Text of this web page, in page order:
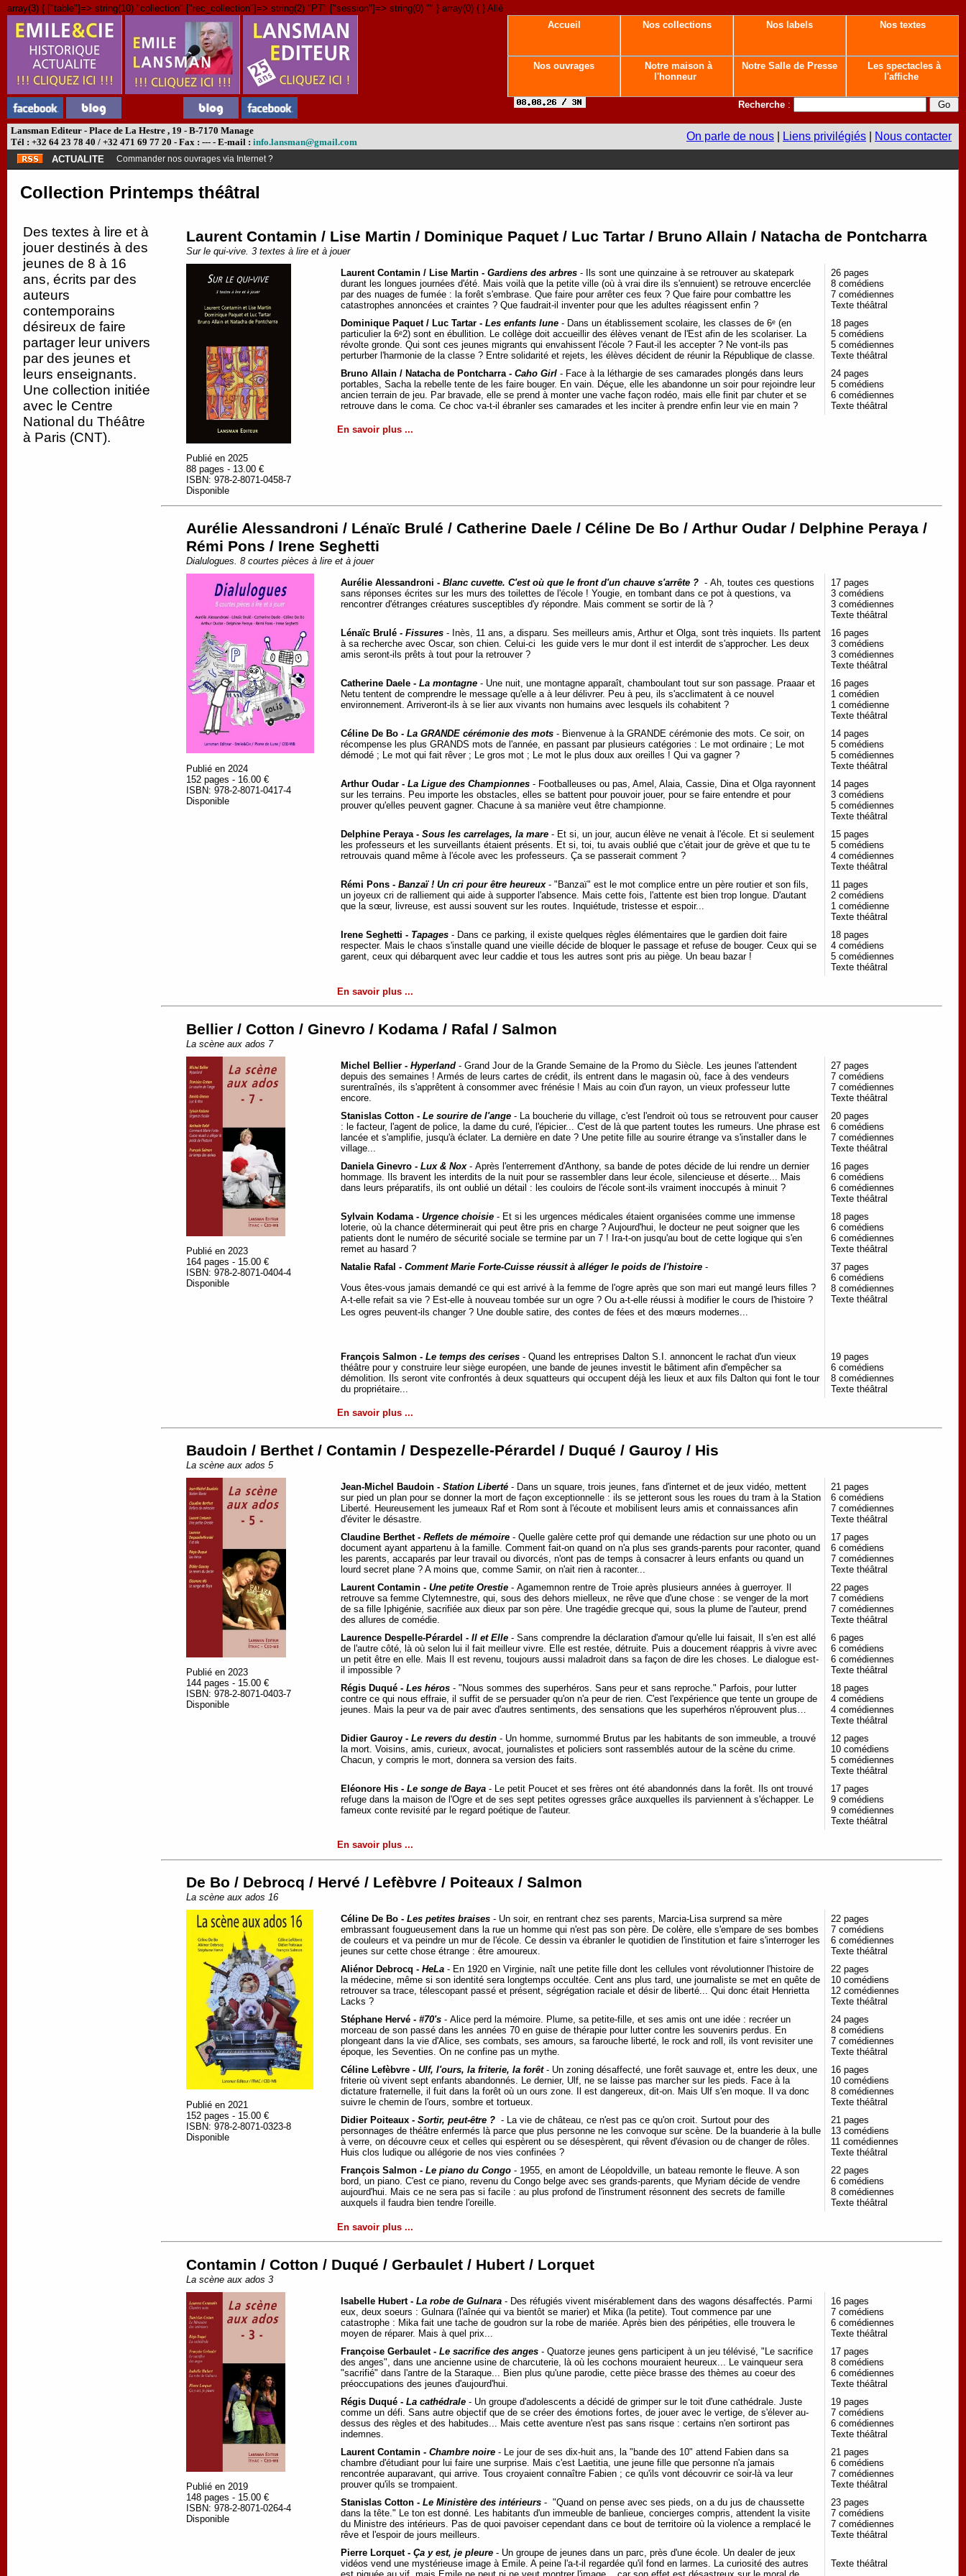
array(3) { ["table"]=> string(10) "collection" ["rec_collection"]=> string(2) "PT" ["session"]=> string(0) "" } array(0) { } Allé
Accueil
Nos collections Nos labels Nos textes
Nos ouvrages
Notre maison à
l'honneur
Notre Salle de Presse
Les spectacles à
l'affiche
Recherche :
Lansman Editeur - Place de La Hestre , 19 - B-7170 Manage
Tél : +32 64 23 78 40 / +32 471 69 77 20 - Fax : --- - E-mail : info.lansman@gmail.com On parle de nous Liens privilégiés Nous contacter
ACTUALITE Abonnement théâtre ?
Collection Printemps théâtral
Des textes à lire et à
jouer destinés à des
jeunes de 8 à 16
ans, écrits par des
auteurs
contemporains
désireux de faire
partager leur univers
par des jeunes et
leurs enseignants.
Une collection initiée
avec le Centre
National du Théâtre
à Paris (CNT).
Laurent Contamin / Lise Martin / Dominique Paquet / Luc Tartar / Bruno Allain / Natacha de Pontcharra
Sur le qui-vive. 3 textes à lire et à jouer
Publié en 2025
88 pages - 13.00 €
ISBN: 978-2-8071-0458-7
Disponible
Laurent Contamin / Lise Martin - Gardiens des arbres - Ils sont une quinzaine à se retrouver au skatepark
durant les longues journées d'été. Mais voilà que la petite ville (où à vrai dire ils s'ennuient) se retrouve encerclée
par des nuages de fumée : la forêt s'embrase. Que faire pour arrêter ces feux ? Que faire pour combattre les
catastrophes annoncées et craintes ? Que faudrait-il inventer pour que les adultes réagissent enfin ?
26 pages
8 comédiens
7 comédiennes
Texte théâtral
Dominique Paquet / Luc Tartar - Les enfants lune - Dans un établissement scolaire, les classes de 6ᵉ (en
particulier la 6ᵉ2) sont en ébullition. Le collège doit accueillir des élèves venant de l'Est afin de les scolariser. La
révolte gronde. Qui sont ces jeunes migrants qui envahissent l'école ? Faut-il les accepter ? Ne vont-ils pas
perturber l'harmonie de la classe ? Entre solidarité et rejets, les élèves décident de réunir la République de classe.
18 pages
5 comédiens
5 comédiennes
Texte théâtral
Bruno Allain / Natacha de Pontcharra - Caho Girl - Face à la léthargie de ses camarades plongés dans leurs
portables, Sacha la rebelle tente de les faire bouger. En vain. Déçue, elle les abandonne un soir pour rejoindre leur
ancien terrain de jeu. Par bravade, elle se prend à monter une vache façon rodéo, mais elle finit par chuter et se
retrouve dans le coma. Ce choc va-t-il ébranler ses camarades et les inciter à prendre enfin leur vie en main ?
24 pages
5 comédiens
6 comédiennes
Texte théâtral
En savoir plus ...
Aurélie Alessandroni / Lénaïc Brulé / Catherine Daele / Céline De Bo / Arthur Oudar / Delphine Peraya /
Rémi Pons / Irene Seghetti
Dialulogues. 8 courtes pièces à lire et à jouer
Publié en 2024
152 pages - 16.00 €
ISBN: 978-2-8071-0417-4
Disponible
Aurélie Alessandroni - Blanc cuvette. C'est où que le front d'un chauve s'arrête ? - Ah, toutes ces questions
sans réponses écrites sur les murs des toilettes de l'école ! Yougie, en tombant dans ce pot à questions, va
rencontrer d'étranges créatures susceptibles d'y répondre. Mais comment se sortir de là ?
17 pages
3 comédiens
3 comédiennes
Texte théâtral
Lénaïc Brulé - Fissures - Inès, 11 ans, a disparu. Ses meilleurs amis, Arthur et Olga, sont très inquiets. Ils partent
à sa recherche avec Oscar, son chien. Celui-ci les guide vers le mur dont il est interdit de s'approcher. Les deux
amis seront-ils prêts à tout pour la retrouver ?
16 pages
3 comédiens
3 comédiennes
Texte théâtral
Catherine Daele - La montagne - Une nuit, une montagne apparaît, chamboulant tout sur son passage. Praaar et
Netu tentent de comprendre le message qu'elle a à leur délivrer. Peu à peu, ils s'acclimatent à ce nouvel
environnement. Arriveront-ils à se lier aux vivants non humains avec lesquels ils cohabitent ?
16 pages
1 comédien
1 comédienne
Texte théâtral
Céline De Bo - La GRANDE cérémonie des mots - Bienvenue à la GRANDE cérémonie des mots. Ce soir, on
récompense les plus GRANDS mots de l'année, en passant par plusieurs catégories : Le mot ordinaire ; Le mot
démodé ; Le mot qui fait rêver ; Le gros mot ; Le mot le plus doux aux oreilles ! Qui va gagner ?
14 pages
5 comédiens
5 comédiennes
Texte théâtral
Arthur Oudar - La Ligue des Championnes - Footballeuses ou pas, Amel, Alaia, Cassie, Dina et Olga rayonnent
sur les terrains. Peu importe les obstacles, elles se battent pour pouvoir jouer, pour se faire entendre et pour
prouver qu'elles peuvent gagner. Chacune à sa manière veut être championne.
14 pages
3 comédiens
5 comédiennes
Texte théâtral
Delphine Peraya - Sous les carrelages, la mare - Et si, un jour, aucun élève ne venait à l'école. Et si seulement
les professeurs et les surveillants étaient présents. Et si, toi, tu avais oublié que c'était jour de grève et que tu te
retrouvais quand même à l'école avec les professeurs. Ça se passerait comment ?
15 pages
5 comédiens
4 comédiennes
Texte théâtral
Rémi Pons - Banzaï ! Un cri pour être heureux- "Banzaï" est le mot complice entre un père routier et son fils,
un joyeux cri de ralliement qui aide à supporter l'absence. Mais cette fois, l'attente est bien trop longue. D'autant
que la sœur, livreuse, est aussi souvent sur les routes. Inquiétude, tristesse et espoir...
11 pages
2 comédiens
1 comédienne
Texte théâtral
Irene Seghetti - Tapages - Dans ce parking, il existe quelques règles élémentaires que le gardien doit faire
respecter. Mais le chaos s'installe quand une vieille décide de bloquer le passage et refuse de bouger. Ceux qui se
garent, ceux qui débarquent avec leur caddie et tous les autres sont pris au piège. Un beau bazar !
18 pages
4 comédiens
5 comédiennes
Texte théâtral
En savoir plus ...
Bellier / Cotton / Ginevro / Kodama / Rafal / Salmon
La scène aux ados 7
Publié en 2023
164 pages - 15.00 €
ISBN: 978-2-8071-0404-4
Disponible
Michel Bellier - Hyperland - Grand Jour de la Grande Semaine de la Promo du Siècle. Les jeunes l'attendent
depuis des semaines ! Armés de leurs cartes de crédit, ils entrent dans le magasin où, face à des vendeurs
surentraînés, ils s'apprêtent à consommer avec frénésie ! Mais au coin d'un rayon, un vieux professeur lutte
encore.
27 pages
7 comédiens
7 comédiennes
Texte théâtral
Stanislas Cotton - Le sourire de l'ange - La boucherie du village, c'est l'endroit où tous se retrouvent pour causer
: le facteur, l'agent de police, la dame du curé, l'épicier... C'est de là que partent toutes les rumeurs. Une phrase est
lancée et s'amplifie, jusqu'à éclater. La dernière en date ? Une petite fille au sourire étrange va s'installer dans le
village...
20 pages
6 comédiens
7 comédiennes
Texte théâtral
Daniela Ginevro - Lux & Nox- Après l'enterrement d'Anthony, sa bande de potes décide de lui rendre un dernier
hommage. Ils bravent les interdits de la nuit pour se rassembler dans leur école, silencieuse et déserte... Mais
dans leurs préparatifs, ils ont oublié un détail : les couloirs de l'école sont-ils vraiment inoccupés à minuit ?
16 pages
6 comédiens
6 comédiennes
Texte théâtral
Sylvain Kodama - Urgence choisie - Et si les urgences médicales étaient organisées comme une immense
loterie, où la chance déterminerait qui peut être pris en charge ? Aujourd'hui, le docteur ne peut soigner que les
patients dont le numéro de sécurité sociale se termine par un 7 ! Ira-t-on jusqu'au bout de cette logique qui s'en
remet au hasard ?
18 pages
6 comédiens
6 comédiennes
Texte théâtral
Natalie Rafal - Comment Marie Forte-Cuisse réussit à alléger le poids de l'histoire -
Vous êtes-vous jamais demandé ce qui est arrivé à la femme de l'ogre après que son mari eut mangé leurs filles ?
A-t-elle refait sa vie ? Est-elle à nouveau tombée sur un ogre ? Ou a-t-elle réussi à modifier le cours de l'histoire ?
Les ogres peuvent-ils changer ? Une double satire, des contes de fées et des mœurs modernes...
37 pages
6 comédiens
8 comédiennes
Texte théâtral
François Salmon - Le temps des cerises - Quand les entreprises Dalton S.I. annoncent le rachat d'un vieux
théâtre pour y construire leur siège européen, une bande de jeunes investit le bâtiment afin d'empêcher sa
démolition. Ils seront vite confrontés à deux squatteurs qui occupent déjà les lieux et aux fils Dalton qui font le tour
du propriétaire...
19 pages
6 comédiens
8 comédiennes
Texte théâtral
En savoir plus ...
Baudoin / Berthet / Contamin / Despezelle-Pérardel / Duqué / Gauroy / His
La scène aux ados 5
Publié en 2023
144 pages - 15.00 €
ISBN: 978-2-8071-0403-7
Disponible
Jean-Michel Baudoin - Station Liberté - Dans un square, trois jeunes, fans d'internet et de jeux vidéo, mettent
sur pied un plan pour se donner la mort de façon exceptionnelle : ils se jetteront sous les roues du tram à la Station
Liberté. Heureusement les jumeaux Raf et Rom sont à l'écoute et mobilisent leurs amis et connaissances afin
d'éviter le désastre.
21 pages
6 comédiens
7 comédiennes
Texte théâtral
Claudine Berthet - Reflets de mémoire - Quelle galère cette prof qui demande une rédaction sur une photo ou un
document ayant appartenu à la famille. Comment fait-on quand on n'a plus ses grands-parents pour raconter, quand
les parents, accaparés par leur travail ou divorcés, n'ont pas de temps à consacrer à leurs enfants ou quand un
lourd secret plane ? A moins que, comme Samir, on n'ait rien à raconter...
17 pages
6 comédiens
7 comédiennes
Texte théâtral
Laurent Contamin - Une petite Orestie - Agamemnon rentre de Troie après plusieurs années à guerroyer. Il
retrouve sa femme Clytemnestre, qui, sous des dehors mielleux, ne rêve que d'une chose : se venger de la mort
de sa fille Iphigénie, sacrifiée aux dieux par son père. Une tragédie grecque qui, sous la plume de l'auteur, prend
des allures de comédie.
22 pages
7 comédiens
7 comédiennes
Texte théâtral
Laurence Despelle-Pérardel - Il et Elle - Sans comprendre la déclaration d'amour qu'elle lui faisait, Il s'en est allé
de l'autre côté, là où selon lui il fait meilleur vivre. Elle est restée, détruite. Puis a doucement réappris à vivre avec
un petit être en elle. Mais Il est revenu, toujours aussi maladroit dans sa façon de dire les choses. Le dialogue est-
il impossible ?
6 pages
6 comédiens
6 comédiennes
Texte théâtral
Régis Duqué - Les héros - "Nous sommes des superhéros. Sans peur et sans reproche." Parfois, pour lutter
contre ce qui nous effraie, il suffit de se persuader qu'on n'a peur de rien. C'est l'expérience que tente un groupe de
jeunes. Mais la peur va de pair avec d'autres sentiments, des sensations que les superhéros n'éprouvent plus…
18 pages
4 comédiens
4 comédiennes
Texte théâtral
Didier Gauroy - Le revers du destin - Un homme, surnommé Brutus par les habitants de son immeuble, a trouvé
la mort. Voisins, amis, curieux, avocat, journalistes et policiers sont rassemblés autour de la scène du crime.
Chacun, y compris le mort, donnera sa version des faits.
12 pages
10 comédiens
5 comédiennes
Texte théâtral
Eléonore His - Le songe de Baya - Le petit Poucet et ses frères ont été abandonnés dans la forêt. Ils ont trouvé
refuge dans la maison de l'Ogre et de ses sept petites ogresses grâce auxquelles ils parviennent à s'échapper. Le
fameux conte revisité par le regard poétique de l'auteur.
17 pages
9 comédiens
9 comédiennes
Texte théâtral
En savoir plus ...
De Bo / Debrocq / Hervé / Lefèbvre / Poiteaux / Salmon
La scène aux ados 16
Publié en 2021
152 pages - 15.00 €
ISBN: 978-2-8071-0323-8
Disponible
Céline De Bo - Les petites braises - Un soir, en rentrant chez ses parents, Marcia-Lisa surprend sa mère
embrassant fougueusement dans la rue un homme qui n'est pas son père. De colère, elle s'empare de ses bombes
de couleurs et va peindre un mur de l'école. Ce dessin va ébranler le quotidien de l'institution et faire s'interroger les
jeunes sur cette chose étrange : être amoureux.
22 pages
7 comédiens
6 comédiennes
Texte théâtral
Aliénor Debrocq - HeLa - En 1920 en Virginie, naît une petite fille dont les cellules vont révolutionner l'histoire de
la médecine, même si son identité sera longtemps occultée. Cent ans plus tard, une journaliste se met en quête de
retrouver sa trace, télescopant passé et présent, ségrégation raciale et désir de liberté... Qui donc était Henrietta
Lacks ?
22 pages
10 comédiens
12 comédiennes
Texte théâtral
Stéphane Hervé - #70's - Alice perd la mémoire. Plume, sa petite-fille, et ses amis ont une idée : recréer un
morceau de son passé dans les années 70 en guise de thérapie pour lutter contre les souvenirs perdus. En
plongeant dans la vie d'Alice, ses combats, ses amours, sa farouche liberté, le rock and roll, ils vont revisiter une
époque, les Seventies. On ne confine pas un mythe.
24 pages
8 comédiens
7 comédiennes
Texte théâtral
Céline Lefèbvre - Ulf, l'ours, la friterie, la forêt- Un zoning désaffecté, une forêt sauvage et, entre les deux, une
friterie où vivent sept enfants abandonnés. Le dernier, Ulf, ne se laisse pas marcher sur les pieds. Face à la
dictature fraternelle, il fuit dans la forêt où un ours zone. Il est dangereux, dit-on. Mais Ulf s'en moque. Il va donc
suivre le chemin de l'ours, sombre et tortueux.
16 pages
10 comédiens
8 comédiennes
Texte théâtral
Didier Poiteaux - Sortir, peut-être ? - La vie de château, ce n'est pas ce qu'on croit. Surtout pour des
personnages de théâtre enfermés là parce que plus personne ne les convoque sur scène. De la buanderie à la bulle
à verre, on découvre ceux et celles qui espèrent ou se désespèrent, qui rêvent d'évasion ou de changer de rôles.
Huis clos ludique ou allégorie de nos vies confinées ?
21 pages
13 comédiens
11 comédiennes
Texte théâtral
François Salmon - Le piano du Congo - 1955, en amont de Léopoldville, un bateau remonte le fleuve. A son
bord, un piano. C'est ce piano, revenu du Congo belge avec ses grands-parents, que Myriam décide de vendre
aujourd'hui. Mais ce ne sera pas si facile : au plus profond de l'instrument résonnent des secrets de famille
auxquels il faudra bien tendre l'oreille.
22 pages
6 comédiens
8 comédiennes
Texte théâtral
En savoir plus ...
Contamin / Cotton / Duqué / Gerbaulet / Hubert / Lorquet
La scène aux ados 3
Publié en 2019
148 pages - 15.00 €
ISBN: 978-2-8071-0264-4
Disponible
Isabelle Hubert - La robe de Gulnara - Des réfugiés vivent misérablement dans des wagons désaffectés. Parmi
eux, deux soeurs : Gulnara (l'aînée qui va bientôt se marier) et Mika (la petite). Tout commence par une
catastrophe : Mika fait une tache de goudron sur la robe de mariée. Après bien des péripéties, elle trouvera le
moyen de réparer. Mais à quel prix...
16 pages
7 comédiens
6 comédiennes
Texte théâtral
Françoise Gerbaulet - Le sacrifice des anges - Quatorze jeunes gens participent à un jeu télévisé, "Le sacrifice
des anges", dans une ancienne usine de charcuterie, là où les cochons mouraient heureux... Le vainqueur sera
"sacrifié" dans l'antre de la Staraque... Bien plus qu'une parodie, cette pièce brasse des thèmes au coeur des
préoccupations des jeunes d'aujourd'hui.
17 pages
8 comédiens
6 comédiennes
Texte théâtral
Régis Duqué - La cathédrale - Un groupe d'adolescents a décidé de grimper sur le toit d'une cathédrale. Juste
comme un défi. Sans autre objectif que de se créer des émotions fortes, de jouer avec le vertige, de s'élever au-
dessus des règles et des habitudes... Mais cette aventure n'est pas sans risque : certains n'en sortiront pas
indemnes.
19 pages
7 comédiens
6 comédiennes
Texte théâtral
Laurent Contamin - Chambre noire - Le jour de ses dix-huit ans, la "bande des 10" attend Fabien dans sa
chambre d'étudiant pour lui faire une surprise. Mais c'est Laetitia, une jeune fille que personne n'a jamais
rencontrée auparavant, qui arrive. Tous croyaient connaître Fabien ; ce qu'ils vont découvrir ce soir-là va leur
prouver qu'ils se trompaient.
21 pages
6 comédiens
7 comédiennes
Texte théâtral
Stanislas Cotton - Le Ministère des intérieurs - "Quand on pense avec ses pieds, on a du jus de chaussette
dans la tête." Le ton est donné. Les habitants d'un immeuble de banlieue, concierges compris, attendent la visite
du Ministre des intérieurs. Pas de quoi pavoiser cependant dans ce bout de territoire où la violence a remplacé le
rêve et l'espoir de jours meilleurs.
23 pages
7 comédiens
7 comédiennes
Texte théâtral
Pierre Lorquet - Ça y est, je pleure - Un groupe de jeunes dans un parc, près d'une école. Un dealer de jeux
vidéos vend une mystérieuse image à Emile. A peine l'a-t-il regardée qu'il fond en larmes. La curiosité des autres
Texte théâtral